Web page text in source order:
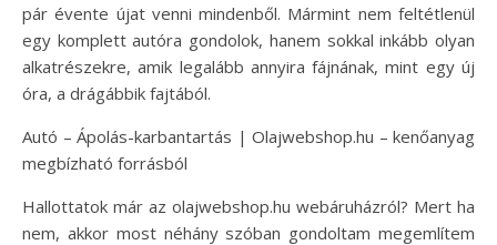
pár évente újat venni mindenből. Mármint nem feltétlenül
egy komplett autóra gondolok, hanem sokkal inkább olyan
alkatrészekre, amik legalább annyira fájnának, mint egy új
óra, a drágábbik fajtából.
Autó – Ápolás-karbantartás | Olajwebshop.hu – kenőanyag
megbízható forrásból
Hallottatok már az olajwebshop.hu webáruházról? Mert ha
nem, akkor most néhány szóban gondoltam megemlítem